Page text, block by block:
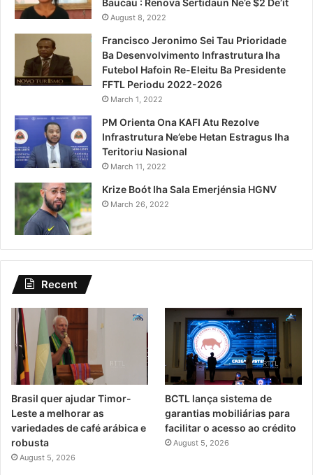
August 8, 2022
Francisco Jeronimo Sei Tau Prioridade
Ba Desenvolvimento Infrastrutura Iha
Futebol Hafoin Re-Eleitu Ba Presidente
FFTL Periodu 2022-2026
March 1, 2022
PM Orienta Ona KAFI Atu Rezolve
Infrastrutura Ne’ebe Hetan Estragus Iha
Teritoriu Nasional
March 11, 2022
Krize Boót Iha Sala Emerjénsia HGNV
March 26, 2022
Recent
Brasil quer ajudar Timor-
Leste a melhorar as
variedades de café arábica e
robusta
August 5, 2026
BCTL lança sistema de
garantias mobiliárias para
facilitar o acesso ao crédito
August 5, 2026